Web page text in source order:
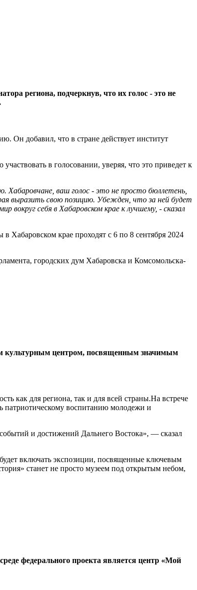
региона, подчеркнув, что их голос - это не
Он добавил, что в стране действует институт
в голосовании, уверяя, что это приведет к
Хабаровчане, ваш голос - это не просто бюллетень,
выразить свою позицию. Убежден, что за ней будет
себя в Хабаровском крае к лучшему, - сказал
Хабаровском крае проходят с 6 по 8 сентября 2024
городских дум Хабаровска и Комсомольска-
культурным центром, посвященным значимым
как для региона, так и для всей страны.На встрече
патриотическому воспитанию молодежи и
и достижений Дальнего Востока», — сказал
включать экспозиции, посвященные ключевым
станет не просто музеем под открытым небом,
федерального проекта является центр «Мой